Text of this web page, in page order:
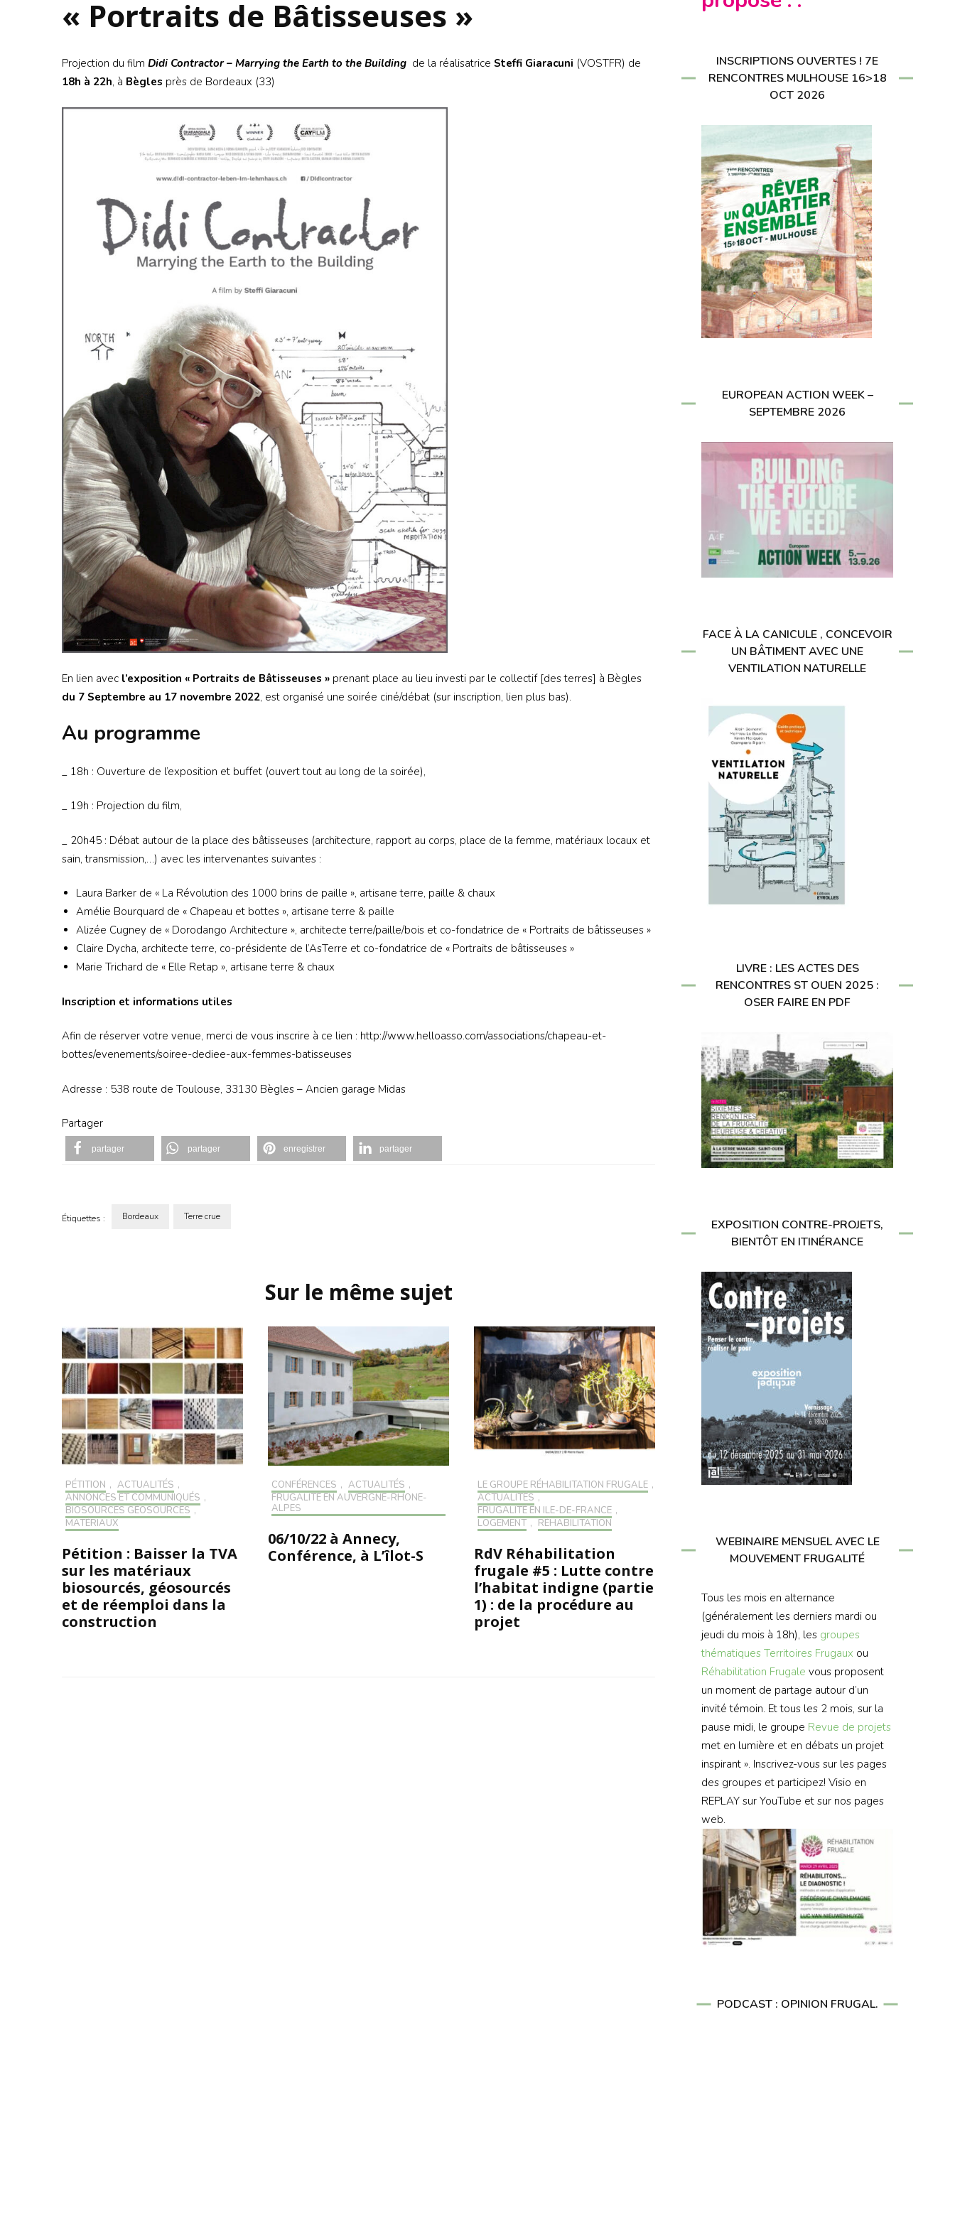
« Portraits de Bâtisseuses »
Projection du film Didi Contractor – Marrying the Earth to the Building de la réalisatrice Steffi Giaracuni (VOSTFR) de
18h à 22h, à Bègles près de Bordeaux (33)
En lien avec l’exposition « Portraits de Bâtisseuses » ‌prenant place au lieu investi par le collectif [des terres] à Bègles
du 7 Septembre au 17 novembre 2022, est organisé une soirée ciné/débat (sur inscription, lien plus bas).
Au programme
_ 18h : Ouverture de l’exposition et buffet (ouvert tout au long de la soirée),
_ 19h : Projection du film,
_ 20h45 : Débat autour de la place des bâtisseuses (architecture, rapport au corps, place de la femme, matériaux locaux et
sain, transmission,…) avec les intervenantes suivantes :
Laura Barker de « La Révolution des 1000 brins de paille », artisane terre, paille & chaux
Amélie Bourquard de « Chapeau et bottes », artisane terre & paille
Alizée Cugney de « Dorodango Architecture », architecte terre/paille/bois et co-fondatrice de « Portraits de bâtisseuses »
Claire Dycha, architecte terre, co-présidente de l’AsTerre et co-fondatrice de « Portraits de bâtisseuses »
Marie Trichard de « Elle Retap », artisane terre & chaux
Inscription et informations utiles
Afin de réserver votre venue, merci de vous inscrire à ce lien : http://www.helloasso.com/associations/chapeau-et-
bottes/evenements/soiree-dediee-aux-femmes-batisseuses
Adresse : 538 route de Toulouse, 33130 Bègles – Ancien garage Midas
Partager
partager partager enregistrer partager
Étiquettes : Bordeaux Terre crue
Sur le même sujet
PÉTITION , ACTUALITÉS ,
ANNONCES ET COMMUNIQUÉS ,
BIOSOURCÉS GÉOSOURCÉS ,
MATÉRIAUX
Pétition : Baisser la TVA
sur les matériaux
biosourcés, géosourcés
et de réemploi dans la
construction
CONFÉRENCES , ACTUALITÉS ,
FRUGALITÉ EN AUVERGNE-RHONE-
ALPES
06/10/22 à Annecy,
Conférence, à L’îlot-S
LE GROUPE RÉHABILITATION FRUGALE ,
ACTUALITÉS ,
FRUGALITÉ EN ILE-DE-FRANCE ,
LOGEMENT , RÉHABILITATION
RdV Réhabilitation
frugale #5 : Lutte contre
l’habitat indigne (partie
1) : de la procédure au
projet
INSCRIPTIONS OUVERTES ! 7E
RENCONTRES MULHOUSE 16>18
OCT 2026
EUROPEAN ACTION WEEK –
SEPTEMBRE 2026
FACE À LA CANICULE , CONCEVOIR
UN BÂTIMENT AVEC UNE
VENTILATION NATURELLE
LIVRE : LES ACTES DES
RENCONTRES ST OUEN 2025 :
OSER FAIRE EN PDF
EXPOSITION CONTRE-PROJETS,
BIENTÔT EN ITINÉRANCE
WEBINAIRE MENSUEL AVEC LE
MOUVEMENT FRUGALITÉ
Tous les mois en alternance
(généralement les derniers mardi ou
jeudi du mois à 18h), les groupes
thématiques Territoires Frugaux ou
Réhabilitation Frugale vous proposent
un moment de partage autour d’un
invité témoin. Et tous les 2 mois, sur la
pause midi, le groupe Revue de projets
met en lumière et en débats un projet
inspirant ». Inscrivez-vous sur les pages
des groupes et participez! Visio en
REPLAY sur YouTube et sur nos pages
web.
PODCAST : OPINION FRUGAL.